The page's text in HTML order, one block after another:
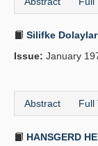
Silifke
Issue: January
Abstract Full
HANSGERD